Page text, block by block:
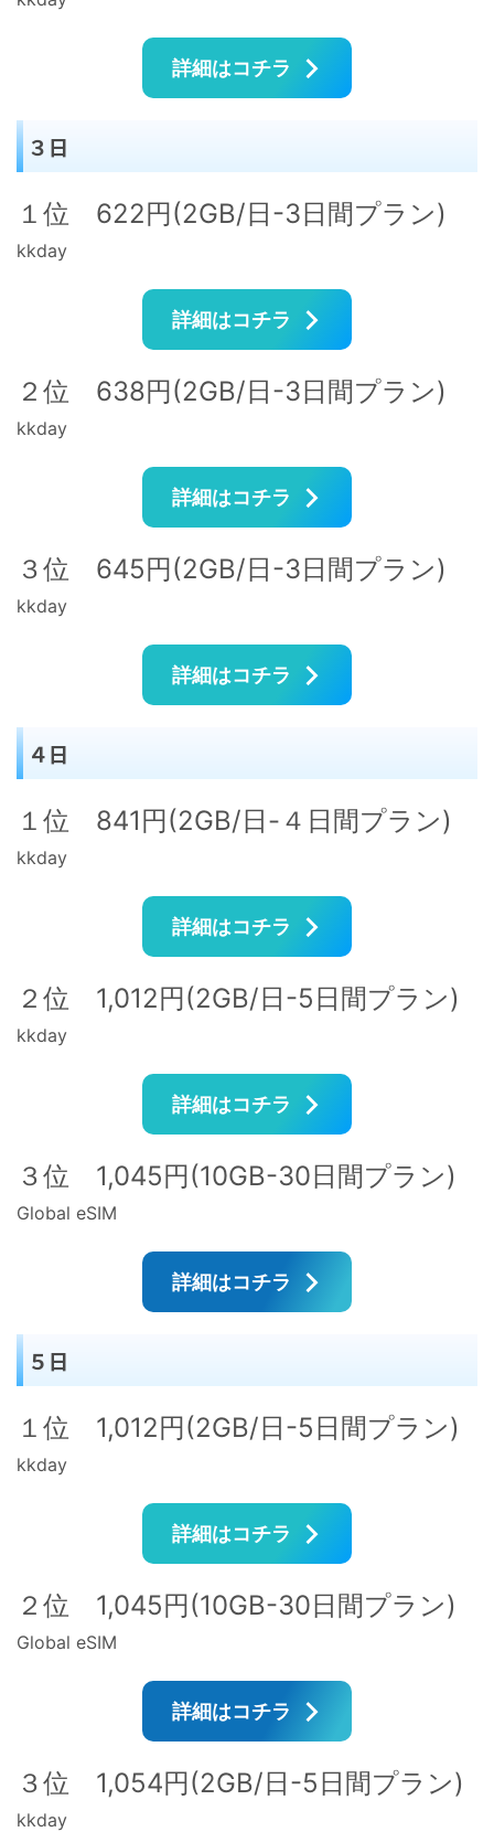
詳細はコチラ
３日
１位 622円(2GB/日-3日間プラン)
kkday
詳細はコチラ
２位 638円(2GB/日-3日間プラン)
kkday
詳細はコチラ
３位 645円(2GB/日-3日間プラン)
kkday
詳細はコチラ
４日
１位 841円(2GB/日-４日間プラン)
kkday
詳細はコチラ
２位 1,012円(2GB/日-5日間プラン)
kkday
詳細はコチラ
３位 1,045円(10GB-30日間プラン)
Global eSIM
詳細はコチラ
５日
１位 1,012円(2GB/日-5日間プラン)
kkday
詳細はコチラ
２位 1,045円(10GB-30日間プラン)
Global eSIM
詳細はコチラ
３位 1,054円(2GB/日-5日間プラン)
kkday